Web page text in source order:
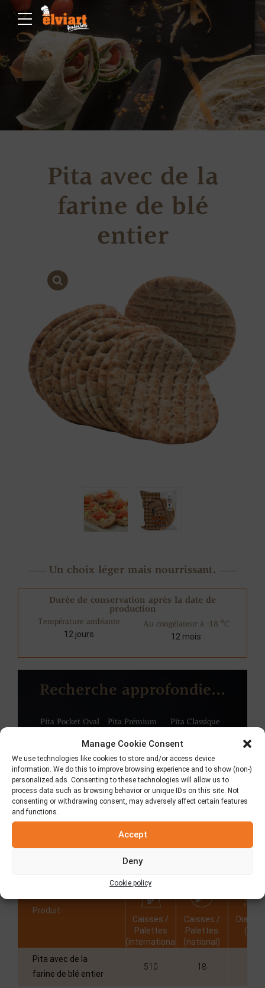
Manage Cookie Consent
We use technologies like cookies to store and/or access device
information. We do this to improve browsing experience and to show (non-)
personalized ads. Consenting to these technologies will allow us to
process data such as browsing behavior or unique IDs on this site. Not
consenting or withdrawing consent, may adversely affect certain features
and functions.
Accept
Deny
Cookie policy
Pita avec de la
farine de blé
entier
Un choix léger mais nourrissant.
Durée de conservation après la date de
production
Température ambiante
12 jours
Au congélateur à -18 oC
12 mois
Recherche approfondie...
Pita Pocket Oval Pita Prémium Pita Classique
Produit
Caisses /
Palettes
(international)
Caisses /
Palettes
(national)
(cm)
Pita avec de la
farine de blé entier
510 18